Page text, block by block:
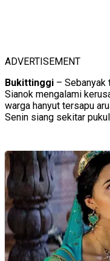
ADVERTISEMENT
Bukittinggi – Sebanyak
Sianok mengalami
warga hanyut tersapu
Senin siang sekitar